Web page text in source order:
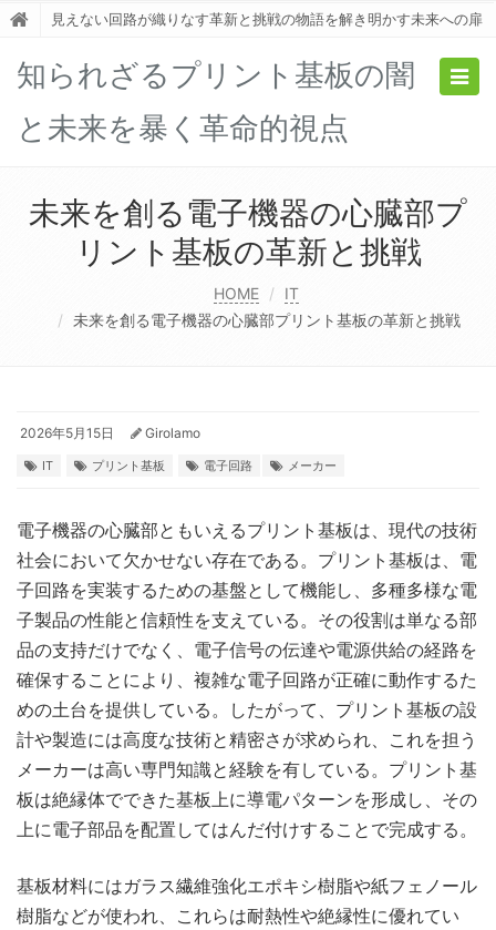
見えない回路が織りなす革新と挑戦の物語を解き明かす未来への扉
知られざるプリント基板の闇
と未来を暴く革命的視点
未来を創る電子機器の心臓部プ
リント基板の革新と挑戦
HOME
IT
未来を創る電子機器の心臓部プリント基板の革新と挑戦
2026年5月15日 Girolamo
IT プリント基板 電子回路 メーカー
電子機器の心臓部ともいえるプリント基板は、現代の技術
社会において欠かせない存在である。 プリント基板は、電
子回路を実装するための基盤として機能し、多種多様な電
子製品の性能と信頼性を支えている。その役割は単なる部
品の支持だけでなく、電子信号の伝達や電源供給の経路を
確保することにより、複雑な電子回路が正確に動作するた
めの土台を提供している。したがって、プリント基板の設
計や製造には高度な技術と精密さが求められ、これを担う
メーカーは高い専門知識と経験を有している。プリント基
板は絶縁体でできた基板上に導電パターンを形成し、その
上に電子部品を配置してはんだ付けすることで完成する。
基板材料にはガラス繊維強化エポキシ樹脂や紙フェノール
樹脂などが使われ、これらは耐熱性や絶縁性に優れてい